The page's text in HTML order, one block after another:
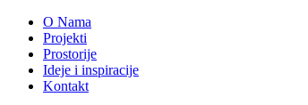
O Nama
Projekti
Prostorije
Ideje i inspiracije
Kontakt